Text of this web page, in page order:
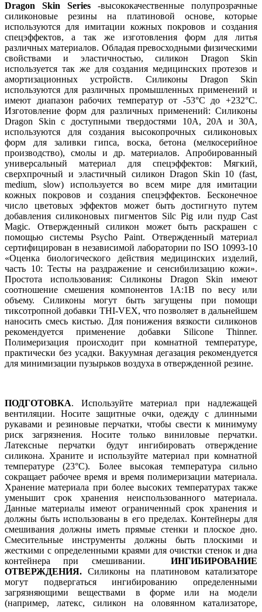
Dragon Skin Series -высококачественные полупрозрачные
силиконовые резины на платиновой основе, которые
используются для имитации кожных покровов и создания
спецэффектов, а так же изготовления форм для литья
различных материалов. Обладая превосходными физическими
свойствами и эластичностью, силикон Dragon Skin
используется так же для создания медицинских протезов и
амортизационных устройств. Силиконы Dragon Skin
используются для различных промышленных применений и
имеют диапазон рабочих температур от -53°C до +232°C.
Изготовление форм для различных применений: Силиконы
Dragon Skin с доступными твердостями 10A, 20A и 30A,
используются для создания высокопрочных силиконовых
форм для заливки гипса, воска, бетона (мелкосерийное
производство), смолы и др. материалов. Апробированный
универсальный материал для спецэффектов: Мягкий,
сверхпрочный и эластичный силикон Dragon Skin 10 (fast,
medium, slow) используется во всем мире для имитации
кожных покровов и создания спецэффектов. Бесконечное
число цветовых эффектов может быть достигнуто путем
добавления силиконовых пигментов Silc Pig или пудр Cast
Magic. Отвержденный силикон может быть раскрашен с
помощью системы Psycho Paint. Отвержденный материал
сертифицирован в независимой лаборатории по ISO 10993-10
«Оценка биологического действия медицинских изделий,
часть 10: Тесты на раздражение и сенсибилизацию кожи».
Простота использования: Силиконы Dragon Skin имеют
соотношение смешения компонентов 1А:1В по весу или
объему. Силиконы могут быть загущены при помощи
тиксотропной добавки THI-VEX, что позволяет в дальнейшем
наносить смесь кистью. Для понижения вязкости силиконов
рекомендуется применение добавки Silicone Thinner.
Полимеризация происходит при комнатной температуре,
практически без усадки. Вакуумная дегазация рекомендуется
для минимизации пузырьков воздуха в отвержденной резине.
ПОДГОТОВКА. Используйте материал при надлежащей
вентиляции. Носите защитные очки, одежду с длинными
рукавами и резиновые перчатки, чтобы свести к минимуму
риск загрязнения. Носите только виниловые перчатки.
Латексные перчатки будут ингибировать отверждение
силикона. Храните и используйте материал при комнатной
температуре (23°С). Более высокая температура сильно
сокращает рабочее время и время полимеризации материала.
Хранение материала при более высоких температурах также
уменьшит срок хранения неиспользованного материала.
Данные материалы имеют ограниченный срок хранения и
должны быть использованы в его пределах. Контейнеры для
смешивания должны иметь прямые стенки и плоское дно.
Смесительные инструменты должны быть плоскими и
жесткими с определенными краями для очистки стенок и дна
контейнера при смешивании. ИНГИБИРОВАНИЕ
ОТВЕРЖДЕНИЯ. Силиконы на платиновом катализаторе
могут подвергаться ингибированию определенными
загрязняющими веществами в форме или на модели
(например, латекс, силикон на оловянном катализаторе,